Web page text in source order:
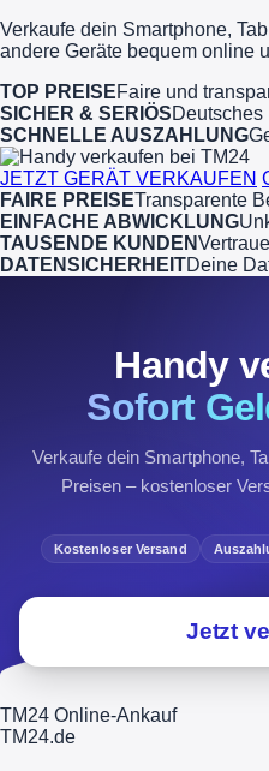
Verkaufe dein Smartphone,
andere Geräte bequem online
TOP PREISEFaire und
SICHER & SERIÖSDeutsches
SCHNELLE AUSZAHLUNG
JETZT GERÄT VERKAUFEN
FAIRE PREISETransparente
EINFACHE ABWICKLUNG
TAUSENDE KUNDEN
DATENSICHERHEITDeine
Handy
Sofort
Verkaufe dein Smartphone,
Preisen – kostenloser
Kostenloser Versand
Jetzt
TM24 Online-Ankauf
TM24.de